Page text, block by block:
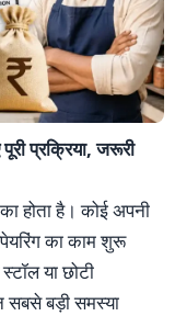
प्रक्रिया, जरूरी
होता है। कोई अपनी
का काम शुरू
या छोटी
सबसे बड़ी समस्या